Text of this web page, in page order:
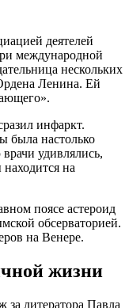
деятелей
международной
нескольких
Ленина. Ей
инфаркт.
была настолько
врачи удивлялись,
на
поясе астероид
обсерваторией.
на Венере.
жизни
литератора Павла